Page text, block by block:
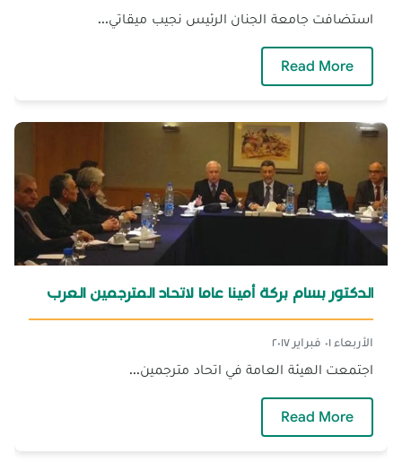
استضافت جامعة الجنان الرئيس نجيب ميقاتي...
Read More
الدكتور بسام بركة أمينا عاما لاتحاد المترجمين العرب
الأربعاء ٠١ فبراير ٢٠١٧
اجتمعت الهيئة العامة في اتحاد مترجمين...
Read More